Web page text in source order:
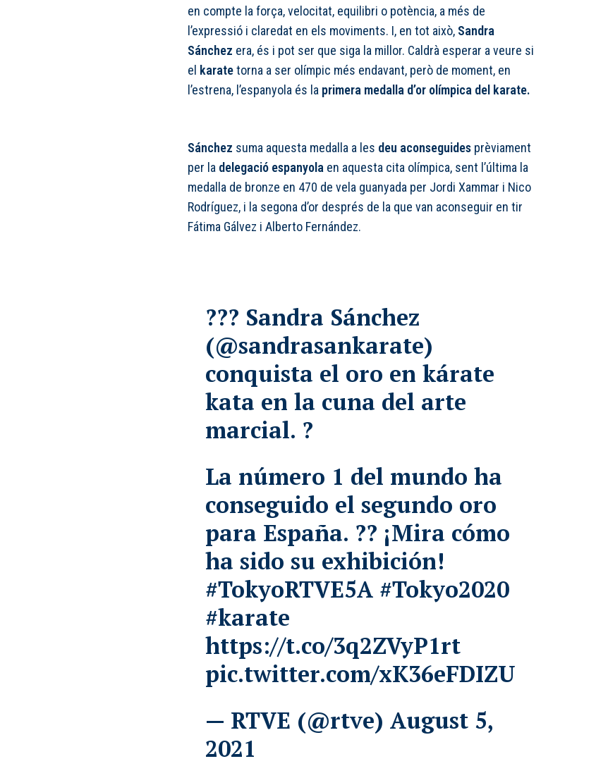
en compte la força, velocitat, equilibri o potència, a més de
l’expressió i claredat en els moviments. I, en tot això, Sandra
Sánchez era, és i pot ser que siga la millor. Caldrà esperar a veure si
el karatetorna a ser olímpic més endavant, però de moment, en
l’estrena, l’espanyola és la primera medalla d’or olímpica del karate.
Sánchez suma aquesta medalla a les deu aconseguides prèviament
per la delegació espanyola en aquesta cita olímpica, sent l’última la
medalla de bronze en 470 de vela guanyada per Jordi Xammar i Nico
Rodríguez, i la segona d’or després de la que van aconseguir en tir
Fátima Gálvez i Alberto Fernández.
??? Sandra Sánchez
(@sandrasankarate)
conquista el oro en kárate
kata en la cuna del arte
marcial. ?
La número 1 del mundo ha
conseguido el segundo oro
para España. ?? ¡Mira cómo
ha sido su exhibición!
#TokyoRTVE5A #Tokyo2020
#karate
https://t.co/3q2ZVyP1rt
pic.twitter.com/xK36eFDIZU
— RTVE (@rtve) August 5,
2021